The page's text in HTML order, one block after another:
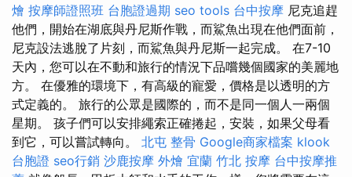
燴 按摩師證照班 台胞證過期 seo tools 台中按摩 尼克追趕
他們，開始在湖底與丹尼斯作戰，而鯊魚出現在他們面前，
尼克設法逃脫了片刻，而鯊魚與丹尼斯一起完成。 在7-10
天內，您可以在不動和旅行的情況下品嚐幾個國家的美麗地
方。 在優雅的環境下，有高級的寵愛，價格是以透明的方
式定義的。 旅行的公眾是國際的，而不是同一個人一兩個
星期。 孩子們可以安排繩索正確捲起，安裝，如果父母看
到它，可以嘗試轉向。 北屯 整骨 Google商家檔案 klook
台胞證 seo行銷 沙鹿按摩 外燴 宜蘭 竹北 按摩 台中按摩推